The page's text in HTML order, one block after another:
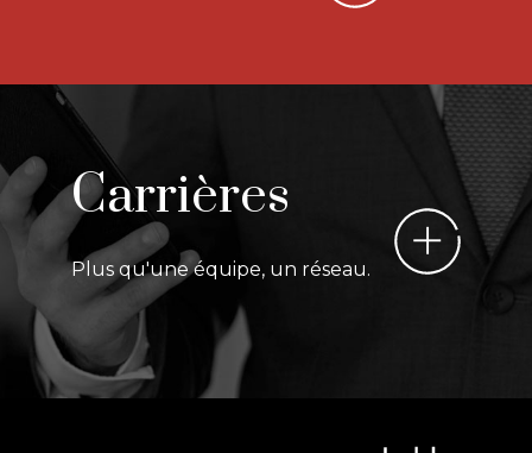
Carrières
Plus qu'une équipe, un réseau.